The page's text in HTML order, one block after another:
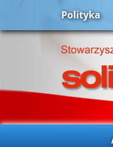
Polityka